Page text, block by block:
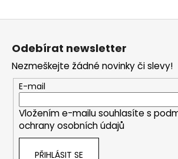
Z
Odebírat newsletter
Nezmeškejte žádné novinky či slevy!
E-mail
Vložením e-mailu souhlasíte s
ochrany osobních údajů
PŘIHLÁSIT SE